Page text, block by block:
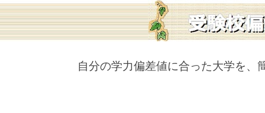
自分の学力偏差値に合った大学を、